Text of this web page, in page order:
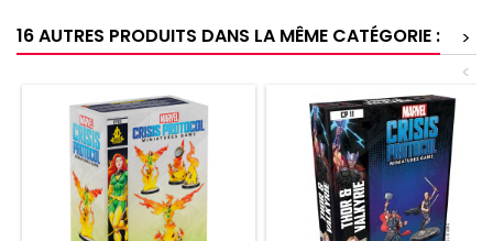
16 AUTRES PRODUITS DANS LA MÊME CATÉGORIE :
>
<